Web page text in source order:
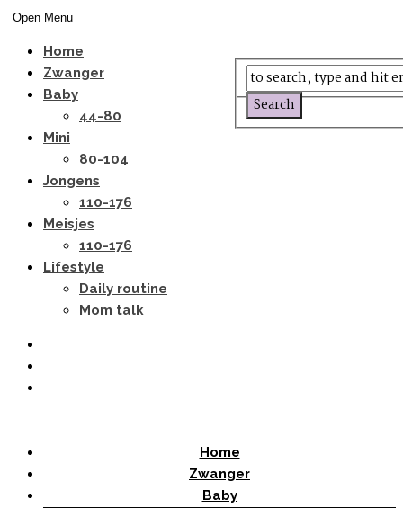
Open Menu
Home
Zwanger
Baby
44-80
Mini
80-104
Jongens
110-176
Meisjes
110-176
Lifestyle
Daily routine
Mom talk
Home
Zwanger
Baby